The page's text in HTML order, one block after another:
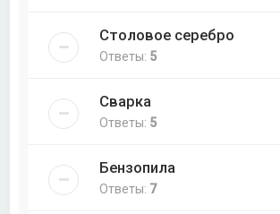
Столовое серебро
Ответы: 5
Сварка
Ответы: 5
Бензопила
Ответы: 7